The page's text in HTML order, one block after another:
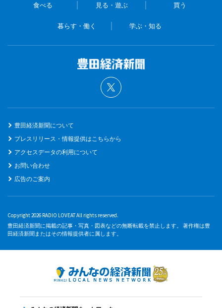
食べる 見る・遊ぶ 買う
暮らす・働く 学ぶ・知る
豊田経済新聞について
プレスリリース・情報提供はこちらから
アクセスデータの利用について
お問い合わせ
広告のご案内
Copyright 2026 RADIO LOVEAT All rights reserved.
豊田経済新聞に掲載の記事・写真・図表などの無断転載を禁止します。 著作権は豊
田経済新聞またはその情報提供者に属します。